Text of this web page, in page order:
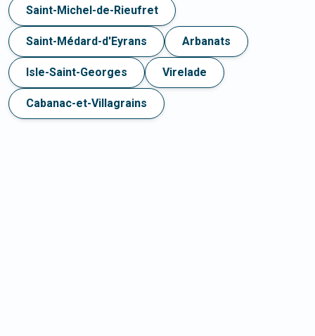
Saint-Michel-de-Rieufret
Saint-Médard-d'Eyrans Arbanats
Isle-Saint-Georges Virelade
Cabanac-et-Villagrains